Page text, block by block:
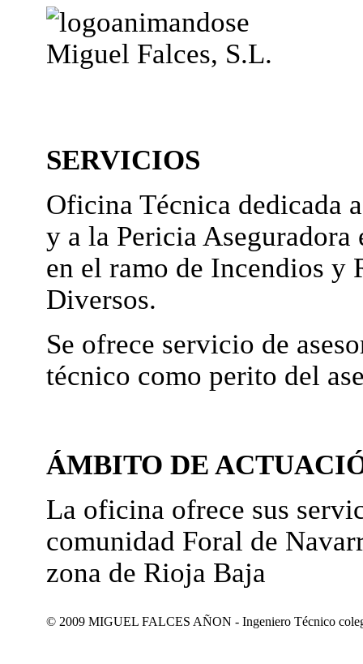
Miguel Falces, S.L.
SERVICIOS
Oficina Técnica dedicada
y a la Pericia Aseguradora
en el ramo de Incendios y
Diversos.
Se ofrece servicio de
técnico como perito del
ÁMBITO DE
La oficina ofrece sus
comunidad Foral de
zona de Rioja Baja
© 2009 MIGUEL FALCES AÑON - Ingeniero Técnico